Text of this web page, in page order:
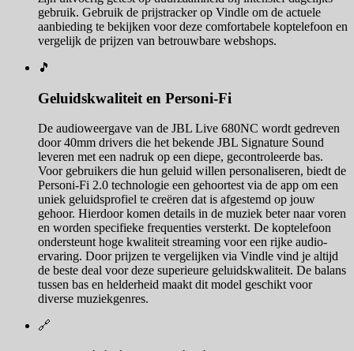
gebruik. Gebruik de prijstracker op Vindle om de actuele
aanbieding te bekijken voor deze comfortabele koptelefoon en
vergelijk de prijzen van betrouwbare webshops.
🎵
Geluidskwaliteit en Personi-Fi
De audioweergave van de JBL Live 680NC wordt gedreven
door 40mm drivers die het bekende JBL Signature Sound
leveren met een nadruk op een diepe, gecontroleerde bas.
Voor gebruikers die hun geluid willen personaliseren, biedt de
Personi-Fi 2.0 technologie een gehoortest via de app om een
uniek geluidsprofiel te creëren dat is afgestemd op jouw
gehoor. Hierdoor komen details in de muziek beter naar voren
en worden specifieke frequenties versterkt. De koptelefoon
ondersteunt hoge kwaliteit streaming voor een rijke audio-
ervaring. Door prijzen te vergelijken via Vindle vind je altijd
de beste deal voor deze superieure geluidskwaliteit. De balans
tussen bas en helderheid maakt dit model geschikt voor
diverse muziekgenres.
🔗